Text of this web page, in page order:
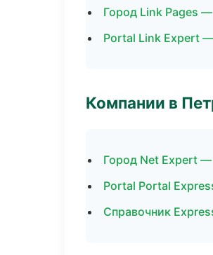
Город Link Pages
Portal Link Expert
Компании в
Город Net Expert —
Portal Portal
Справочник